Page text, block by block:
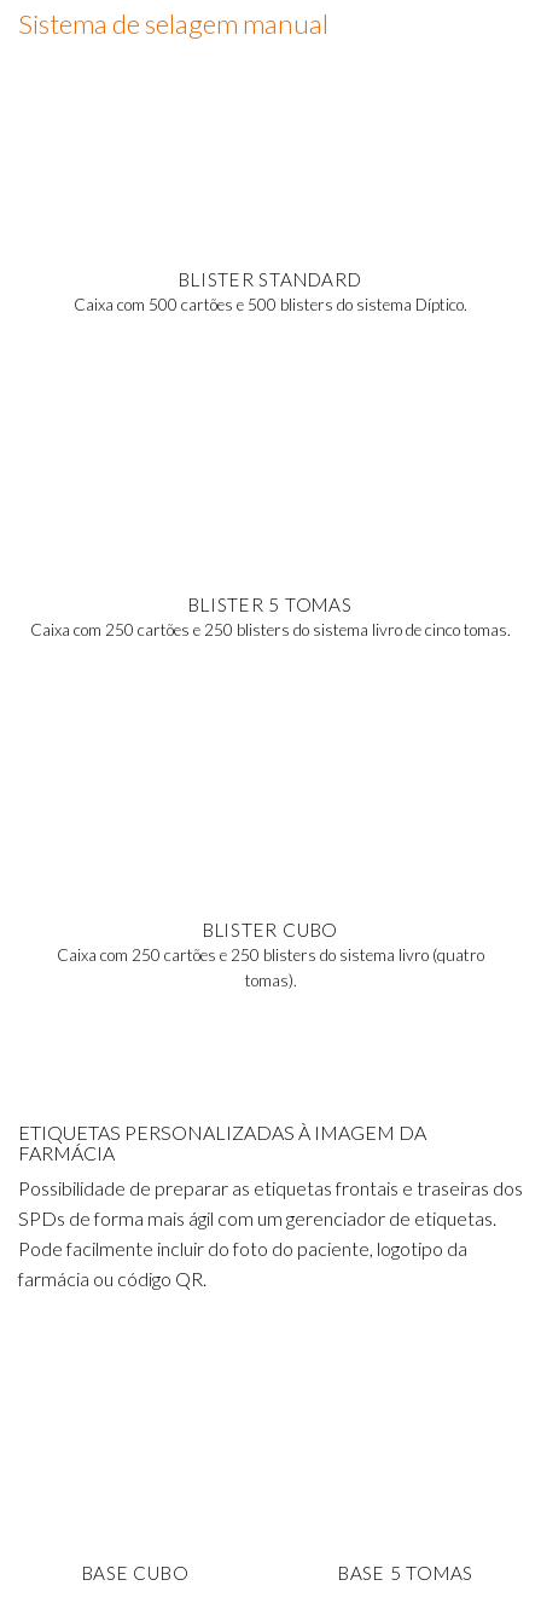
Sistema de selagem manual
BLISTER STANDARD
Caixa com 500 cartões e 500 blisters do sistema Díptico.
BLISTER 5 TOMAS
Caixa com 250 cartões e 250 blisters do sistema livro de cinco tomas.
BLISTER CUBO
Caixa com 250 cartões e 250 blisters do sistema livro (quatro
tomas).
ETIQUETAS PERSONALIZADAS À IMAGEM DA
FARMÁCIA
Possibilidade de preparar as etiquetas frontais e traseiras dos
SPDs de forma mais ágil com um gerenciador de etiquetas.
Pode facilmente incluir do foto do paciente, logotipo da
farmácia ou código QR.
BASE CUBO BASE 5 TOMAS